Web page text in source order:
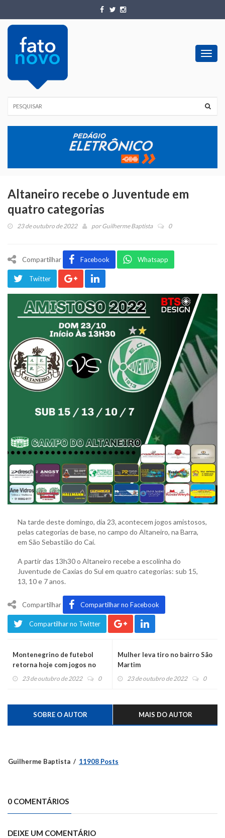
Altaneiro recebe o Juventude em
quatro categorias
23 de outubro de 2022 porGuilherme Baptista 0
Compartilhar Facebook Whatsapp
Twitter
Na tarde deste domingo, dia 23, acontecem jogos amistosos,
pelas categorias de base, no campo do Altaneiro, na Barra,
em São Sebastião do Caí.
A partir das 13h30 o Altaneiro recebe a escolinha do
Juventude de Caxias do Sul em quatro categorias: sub 15,
13, 10 e 7 anos.
Compartilhar Compartilhar no Facebook
Compartilhar no Twitter
Montenegrino de futebol
retorna hoje com jogos no
Renner
23 de outubro de 2022 0
Mulher leva tiro no bairro São
Martim
23 de outubro de 2022 0
SOBRE O AUTOR MAIS DO AUTOR
Guilherme Baptista 11908 Posts
0 COMENTÁRIOS
DEIXE UM COMENTÁRIO